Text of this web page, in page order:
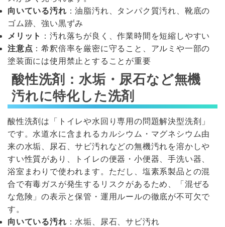
向いている汚れ ：油脂汚れ、タンパク質汚れ、靴底の
ゴム跡、強い黒ずみ
メリット
：汚れ落ちが良く、作業時間を短縮しやすい
注意点 ：希釈倍率を厳密に守ること、アルミや一部の
塗装面には使用禁止とすることが重要
酸性洗剤：水垢・尿石など無機
汚れに特化した洗剤
酸性洗剤は「トイレや水回り専用の問題解決型洗剤」
です。水道水に含まれるカルシウム・マグネシウム由
来の水垢、尿石、サビ汚れなどの無機汚れを溶かしや
すい性質があり、トイレの便器・小便器、手洗い器、
浴室まわりで使われます。ただし、塩素系製品との混
合で有毒ガスが発生するリスクがあるため、「混ぜる
な危険」の表示と保管・運用ルールの徹底が不可欠で
す。
向いている汚れ ：水垢、尿石、サビ汚れ